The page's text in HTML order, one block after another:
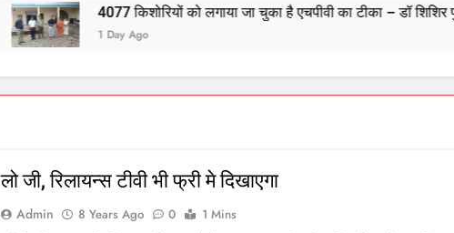
4077 किशोरियों को लगाया जा चुका है एचपीवी का टीका – डॉ शिशिर पुरी*
1 Day Ago
लो जी, रिलायन्स टीवी भी फ्री मे दिखाएगा
Admin 8 Years Ago 0
1 Mins